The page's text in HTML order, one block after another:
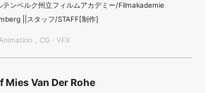
テンベルク州立フィルムアカデミー/Filmakademie
||スタッフ/STAFF[制作]
，CG・VFX
Mies Van Der Rohe